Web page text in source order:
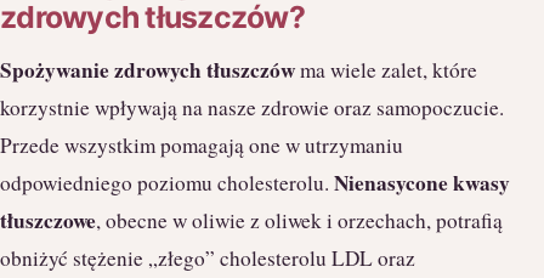
zdrowych tłuszczów?
Spożywanie zdrowych tłuszczówma wiele zalet, które
korzystnie wpływają na nasze zdrowie oraz samopoczucie.
Przede wszystkim pomagają one w utrzymaniu
odpowiedniego poziomu cholesterolu. Nienasycone kwasy
tłuszczowe, obecne w oliwie z oliwek i orzechach, potrafią
obniżyć stężenie „złego” cholesterolu LDL oraz